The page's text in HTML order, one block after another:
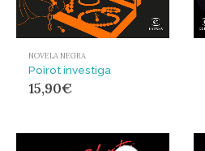
NOVELA NEGRA
Poirot investiga
15,90€